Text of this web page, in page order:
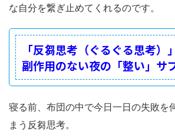
な自分を繋ぎ止めてくれるのです。
「反芻思考（ぐるぐる思考）
副作用のない夜の「整い」サ
寝る前、布団の中で今日一日の失敗を
まう反芻思考。